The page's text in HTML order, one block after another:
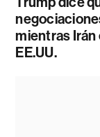
mientras Irán
EE.UU.